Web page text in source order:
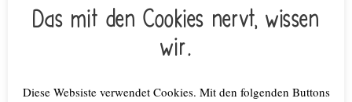
Amazon-Affiliate
Das mit den Cookies nervt, wissen
wir.
Diese Websiste verwendet Cookies. Mit den folgenden Buttons